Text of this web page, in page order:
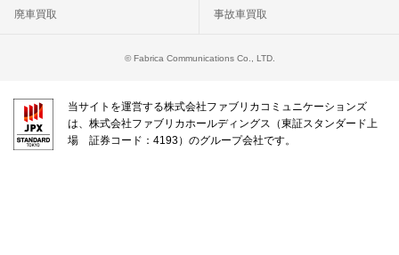
廃車買取 事故車買取
© Fabrica Communications Co., LTD.
当サイトを運営する株式会社ファブリカコミュニケーションズ
は、株式会社ファブリカホールディングス（東証スタンダード上
場 証券コード：4193）のグループ会社です。